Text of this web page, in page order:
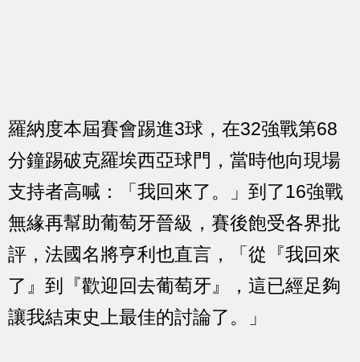
羅納度本屆賽會踢進3球，在32強戰第68
分鐘踢破克羅埃西亞球門，當時他向現場
支持者高喊：「我回來了。」到了16強戰
無緣再幫助葡萄牙晉級，賽後飽受各界批
評，法國名將亨利也直言，「從『我回來
了』到『歡迎回去葡萄牙』，這已經足夠
讓我結束史上最佳的討論了。」